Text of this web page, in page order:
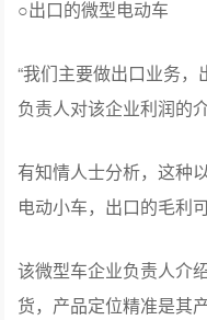
○出口的微型电动车
“我们主要做出口业务
负责人对该企业利润的
有知情人士分析，这种
电动小车，出口的毛利
该微型车企业负责人介
货，产品定位精准是其